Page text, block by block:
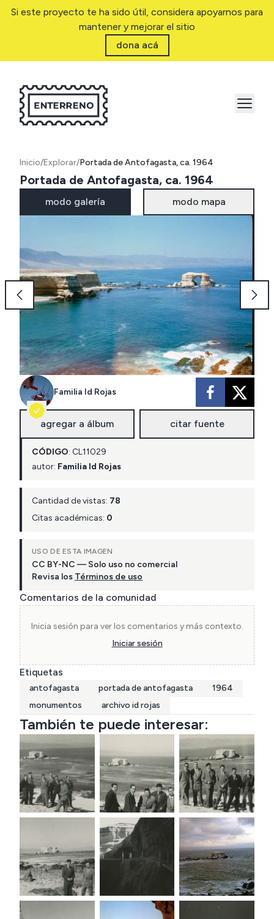
Si este proyecto te ha sido útil, considera apoyarnos para
mantener y mejorar el sitio
dona acá
Inicio/Explorar/Portada de Antofagasta, ca. 1964
Portada de Antofagasta, ca. 1964
modo galería modo mapa
Familia Id Rojas
agregar a álbum citar fuente
CÓDIGO: CL11029
autor: Familia Id Rojas
Cantidad de vistas: 78
Citas académicas: 0
USO DE ESTA IMAGEN
CC BY-NC — Solo uso no comercial
Revisa los Términos de uso
Comentarios de la comunidad
Inicia sesión para ver los comentarios y más contexto.
Iniciar sesión
Etiquetas
antofagasta portada de antofagasta
1964
monumentos
archivo id rojas
También te puede interesar: